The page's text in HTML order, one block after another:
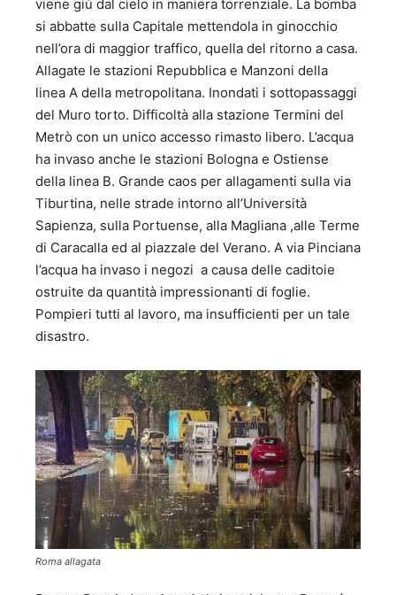
viene giù dal cielo in maniera torrenziale. La bomba
si abbatte sulla Capitale mettendola in ginocchio
nell’ora di maggior traffico, quella del ritorno a casa.
Allagate le stazioni Repubblica e Manzoni della
linea A della metropolitana. Inondati i sottopassaggi
del Muro torto. Difficoltà alla stazione Termini del
Metrò con un unico accesso rimasto libero. L’acqua
ha invaso anche le stazioni Bologna e Ostiense
della linea B. Grande caos per allagamenti sulla via
Tiburtina, nelle strade intorno all’Università
Sapienza, sulla Portuense, alla Magliana ,alle Terme
di Caracalla ed al piazzale del Verano. A via Pinciana
l’acqua ha invaso i negozi a causa delle caditoie
ostruite da quantità impressionanti di foglie.
Pompieri tutti al lavoro, ma insufficienti per un tale
disastro.
Roma allagata